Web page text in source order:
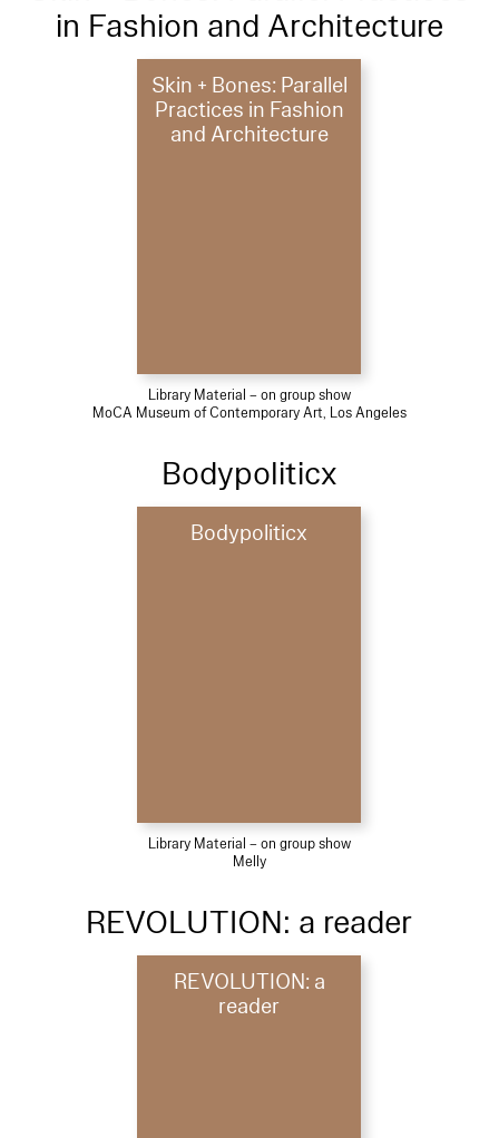
in Fashion and Architecture
Skin + Bones: Parallel
Practices in Fashion
and Architecture
Library Material – on group show
MoCA Museum of Contemporary Art, Los Angeles
Bodypoliticx
Bodypoliticx
Library Material – on group show
Melly
REVOLUTION: a reader
REVOLUTION: a
reader